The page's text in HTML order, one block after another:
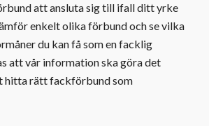
att ansluta sig till ifall ditt yrke
enkelt olika förbund och se vilka
du kan få som en facklig
att vår information ska göra det
hitta rätt fackförbund som